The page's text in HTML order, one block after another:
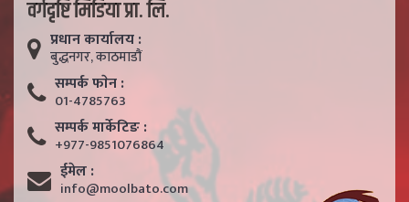
वर्गदृष्टि मिडिया प्रा. लि.
प्रधान कार्यालय :
बुद्धनगर, काठमाडाैं
सम्पर्क फाेन :
01-4785763
सम्पर्क मार्केटिङ :
+977-9851076864
ईमेल :
info@moolbato.com